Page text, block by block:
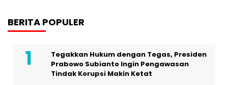
BERITA POPULER
Tegakkan Hukum dengan Tegas, Presiden
Prabowo Subianto Ingin Pengawasan
Tindak Korupsi Makin Ketat